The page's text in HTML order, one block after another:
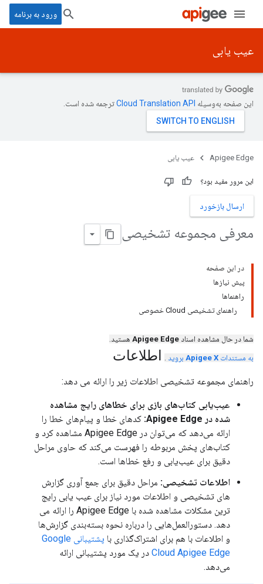
ورود به برنامه
عیب یابی
این صفحه به‌وسیله ترجمه شده است.
Apigee Edge عیب یابی
این مرور مفید بود؟
ارسال بازخورد
معرفی مجموعه تشخیصی
در این صفحه
پیش نیازها
راهنماها
راهنمای تشخیصی Cloud خصوصی
شما در حال مشاهده اسناد Apigee Edge هستید.
به مستندات Apigee X بروید . اطلاعات
راهنمای مجموعه تشخیصی اطلاعات زیر را ارائه می دهد:
عیب‌یابی کتاب‌های بازی برای خطاهای رایج مشاهده
شده در Apigee Edge:
کدهای خطا و پیام‌های خطا را
ارائه می‌دهد که می‌توان در Apigee Edge مشاهده کرد و
کتاب‌های پخش مربوطه را فهرست می‌کند که حاوی مراحل
دقیق برای عیب‌یابی و رفع خطاها است.
اطلاعات تشخیصی: مراحل دقیق برای جمع آوری گزارش
های تشخیصی و اطلاعات مورد نیاز برای عیب یابی رایج
ترین مشکلات مشاهده شده با Apigee Edge را ارائه می
دهد. دستورالعمل‌هایی را درباره نحوه بسته‌بندی گزارش‌ها
و اطلاعات با هم برای اشتراک‌گذاری با
پشتیبانی Google
Cloud Apigee Edge در یک مورد پشتیبانی ارائه
می‌دهد.